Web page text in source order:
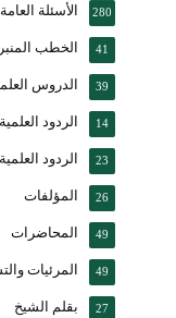
الأسئلة العامة 280
الخطب 41
الدروس 39
الردود العلمية 14
الردود 23
المؤلفات 26
المحاضرات 49
المرئيات 49
بقلم الشيخ 27